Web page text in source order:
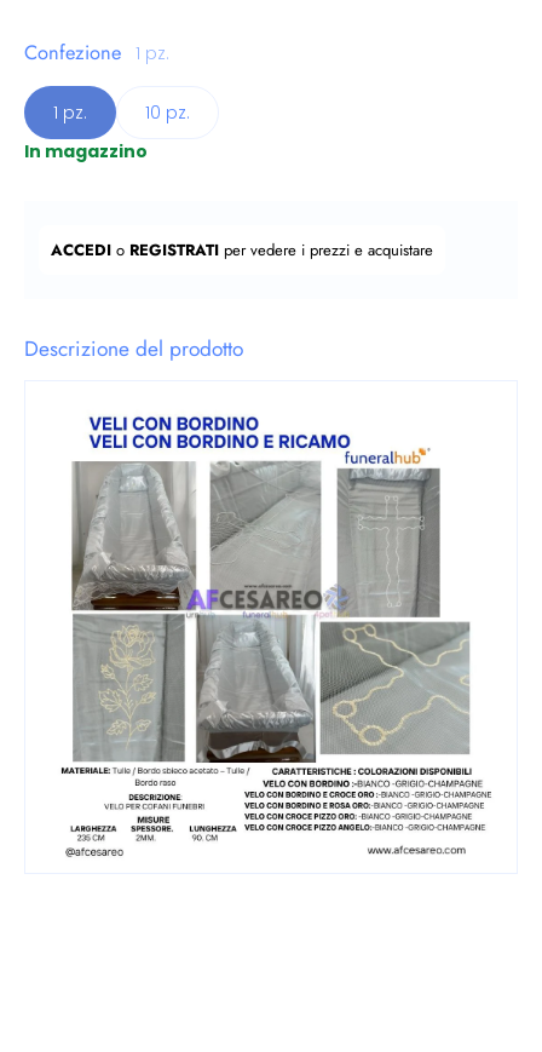
Confezione 1 pz.
1 pz.
10 pz.
In magazzino
ACCEDI o REGISTRATI per vedere i prezzi e acquistare
Descrizione del prodotto